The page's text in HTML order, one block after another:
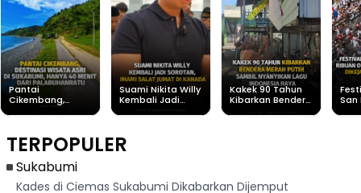
Pantai
Cikembang,
Dari
Palabuhanratu
Suami Nikita Willy
Kembali Jadi
Kakek 90 Tahun
Kibarkan Bendera
San
TERPOPULER
Sukabumi
Kades di Ciemas Sukabumi Dikabarkan Dijemput